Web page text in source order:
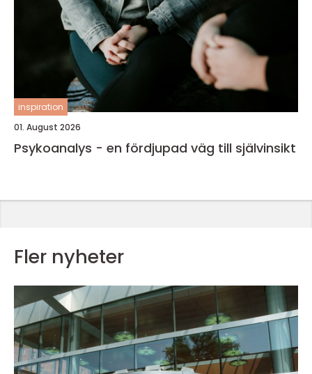
inspiration
01. August 2026
Psykoanalys - en fördjupad väg till självinsikt
Fler nyheter